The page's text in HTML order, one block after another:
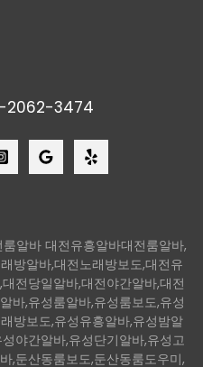
2062-3474
알바 대전유흥알바대전룸알바,
방알바,대전노래방보도,대전유
전당일알바,대전야간알바,대전
바,유성룸알바,유성룸보도,유성
방보도,유성유흥알바,유성밤알
야간알바,유성단기알바,유성고
,둔산동룸보도,둔산동룸도우미,